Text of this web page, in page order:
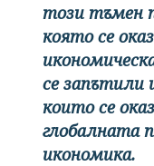
този тъмен
която се
се
които се
глобалната
икономика.